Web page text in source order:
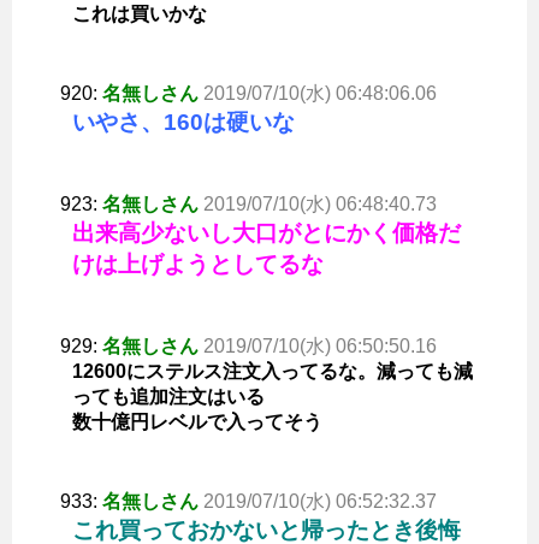
これは買いかな
920: 名無しさん 2019/07/10(水) 06:48:06.06
いやさ、160は硬いな
923: 名無しさん 2019/07/10(水) 06:48:40.73
出来高少ないし大口がとにかく価格だ
けは上げようとしてるな
929: 名無しさん 2019/07/10(水) 06:50:50.16
12600にステルス注文入ってるな。減っても減
っても追加注文はいる
数十億円レベルで入ってそう
933: 名無しさん 2019/07/10(水) 06:52:32.37
これ買っておかないと帰ったとき後悔